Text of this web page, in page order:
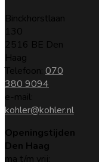
Binckhorstlaan
130
2516 BE Den
Haag
Telefoon: 070
380 9094
e-mail:
kohler@kohler.nl
Openingstijden
Den Haag
ma t/m vrij: